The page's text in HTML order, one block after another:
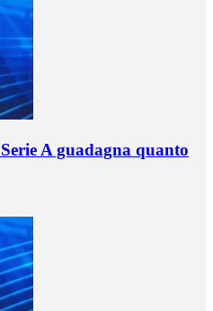
A guadagna quanto